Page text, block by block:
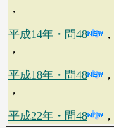
，
平成14年・問48 ，
，
平成18年・問48 ，
，
平成22年・問48 ，